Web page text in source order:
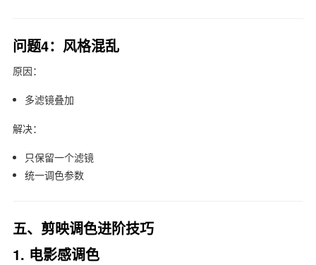
问题4：风格混乱
原因：
多滤镜叠加
解决：
只保留一个滤镜
统一调色参数
五、剪映调色进阶技巧
1. 电影感调色